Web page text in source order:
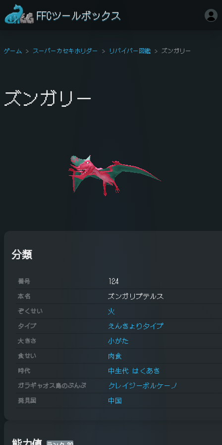
FFCツールボックス
ゲーム スーパーカセキホリダー リバイバー図鑑 ズンガリー
ズンガリー
分類
番号 124
本名 ズンガリプテルス
ぞくせい 火
タイプ えんきょりタイプ
大きさ 小がた
食せい 肉食
時代 中生代 はくあき
ガラギャオス島のぶんぷ クレイジーボルケーノ
発見国 中国